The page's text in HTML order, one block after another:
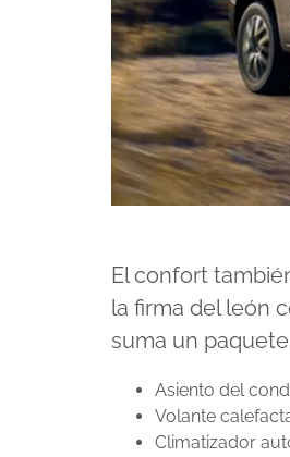
El confort
la firma del león
suma un
Asiento del
Volante
Climatizador